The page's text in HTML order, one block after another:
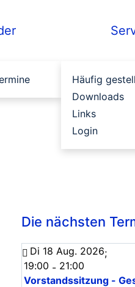
Häufig
Downloads
Links
Login
Die nächsten
Di 18 Aug. 2026;
19:00 - 21:00
Vorstandssitzung -